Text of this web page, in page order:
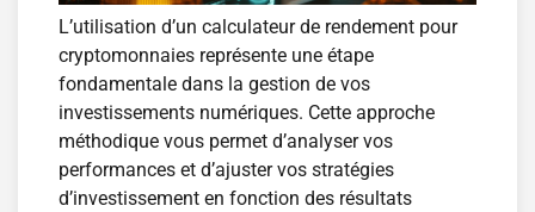
L’utilisation d’un calculateur de rendement pour
cryptomonnaies représente une étape
fondamentale dans la gestion de vos
investissements numériques. Cette approche
méthodique vous permet d’analyser vos
performances et d’ajuster vos stratégies
d’investissement en fonction des résultats